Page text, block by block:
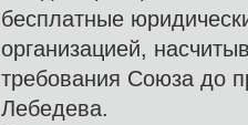
бесплатные
организацией,
требования Союза до
Лебедева.